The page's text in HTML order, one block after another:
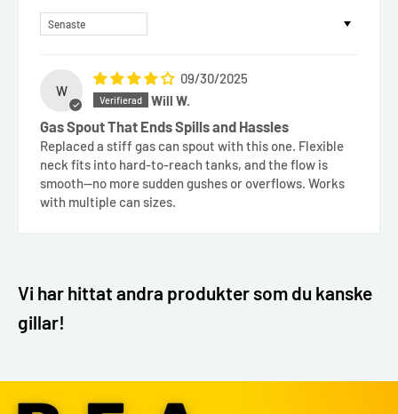
Sort by
W
09/30/2025
Will W.
Gas Spout That Ends Spills and Hassles
Replaced a stiff gas can spout with this one. Flexible
neck fits into hard-to-reach tanks, and the flow is
smooth—no more sudden gushes or overflows. Works
with multiple can sizes.
Vi har hittat andra produkter som du kanske
gillar!